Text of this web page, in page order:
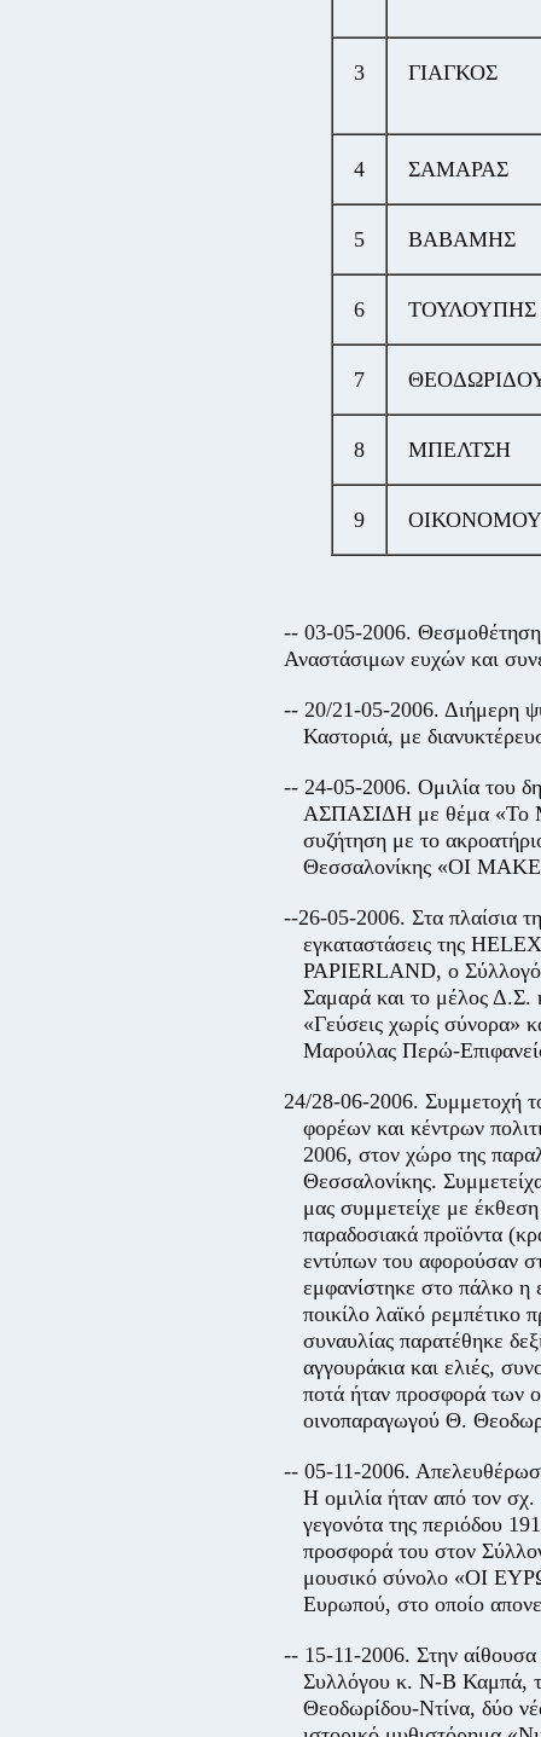
3 ΓΙΑΓΚΟΣ
4 ΣΑΜΑΡΑΣ
5 ΒΑΒΑΜΗΣ
6 ΤΟΥΛΟΥΠΗΣ
7
8 ΜΠΕΛΤΣΗ
9 ΟΙΚΟΝΟΜΟΥ
-- 03-05-2006. Θεσμοθέτηση
Αναστάσιμων ευχών και
-- 20/21-05-2006. Διήμερη
Καστοριά, με
-- 24-05-2006. Ομιλία του
ΑΣΠΑΣΙΔΗ με θέμα «Το
συζήτηση με το
Θεσσαλονίκης «ΟΙ
--26-05-2006. Στα πλαίσια
εγκαταστάσεις της
PAPIERLAND, ο
Σαμαρά και το μέλος Δ.Σ.
«Γεύσεις χωρίς σύνορα»
Μαρούλας Περώ-
24/28-06-2006. Συμμετοχή
φορέων και κέντρων
2006, στον χώρο της
Θεσσαλονίκης.
μας συμμετείχε με
παραδοσιακά προϊόντα
εντύπων του αφορούσαν
εμφανίστηκε στο πάλκο η
ποικίλο λαϊκό ρεμπέτικο
συναυλίας παρατέθηκε
αγγουράκια και ελιές,
ποτά ήταν προσφορά των
οινοπαραγωγού Θ.
-- 05-11-2006.
Η ομιλία ήταν από τον
γεγονότα της περιόδου
προσφορά του στον
μουσικό σύνολο «ΟΙ
Ευρωπού, στο οποίο
-- 15-11-2006. Στην
Συλλόγου κ. Ν-Β Καμπά,
Θεοδωρίδου-Ντίνα, δύο